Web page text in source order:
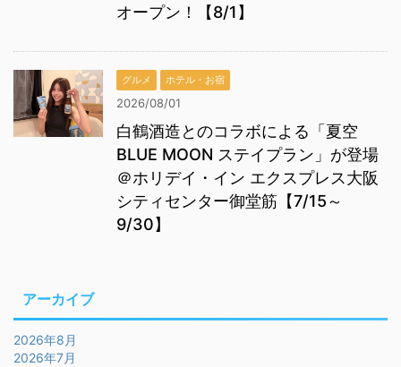
オープン！【8/1】
グルメ ホテル・お宿
2026/08/01
白鶴酒造とのコラボによる「夏空
BLUE MOON ステイプラン」が登場
＠ホリデイ・イン エクスプレス大阪
シティセンター御堂筋【7/15～
9/30】
アーカイブ
2026年8月
2026年7月